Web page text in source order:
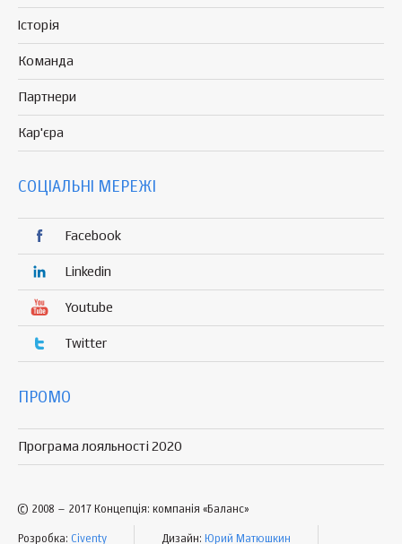
Історія
Команда
Партнери
Кар'єра
СОЦІАЛЬНІ МЕРЕЖІ
Facebook
Linkedin
Youtube
Twitter
ПРОМО
Програма лояльності 2020
© 2008 – 2017 Концепція: компанія «Баланс»
Розробка: Civenty Дизайн: Юрий Матюшкин